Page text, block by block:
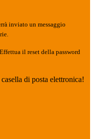
inviato un messaggio
il reset della password
di posta elettronica!